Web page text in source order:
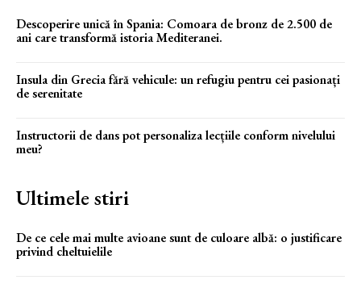
Descoperire unică în Spania: Comoara de bronz de 2.500 de
ani care transformă istoria Mediteranei.
Insula din Grecia fără vehicule: un refugiu pentru cei pasionați
de serenitate
Instructorii de dans pot personaliza lecțiile conform nivelului
meu?
Ultimele stiri
De ce cele mai multe avioane sunt de culoare albă: o justificare
privind cheltuielile